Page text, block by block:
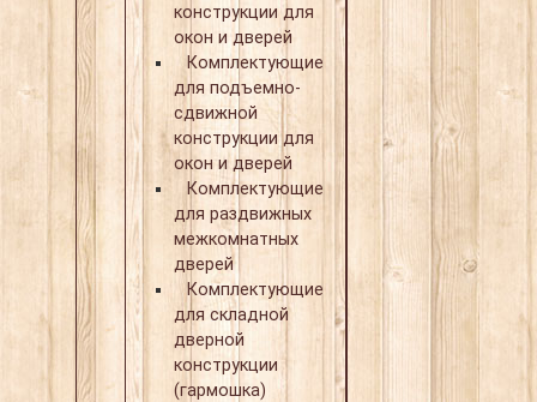
конструкции для
окон и дверей
Комплектующие
для подъемно-
сдвижной
конструкции для
окон и дверей
Комплектующие
для раздвижных
межкомнатных
дверей
Комплектующие
для складной
дверной
конструкции
(гармошка)